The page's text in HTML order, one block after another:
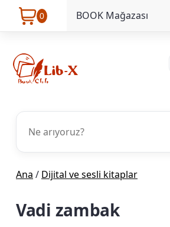
0 BOOK Mağazası
Ana / Dijital ve sesli kitaplar
Vadi zambak